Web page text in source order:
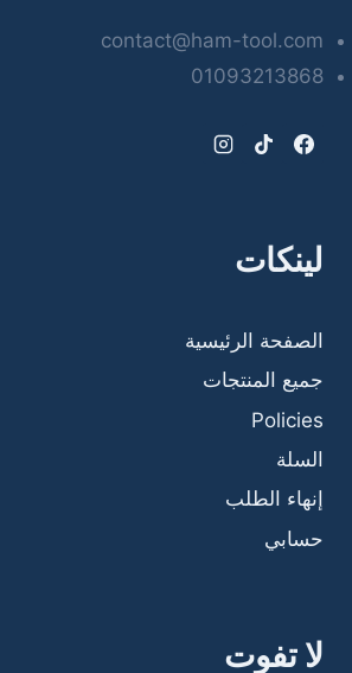
contact@ham-tool.com
01093213868
لينكات
الصفحة الرئيسية
جميع المنتجات
Policies
السلة
إنهاء الطلب
حسابي
لا تفوت